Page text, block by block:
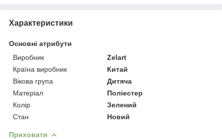
Характеристики
Основні атрибути
Виробник
Zelart
Країна виробник
Китай
Вікова група
Дитяча
Матеріал
Поліестер
Колір
Зелений
Стан
Новий
Приховати